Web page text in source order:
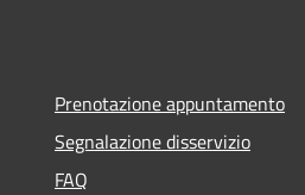
Prenotazione appuntamento
Segnalazione disservizio
FAQ